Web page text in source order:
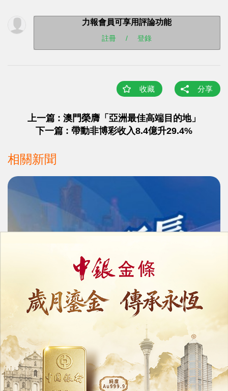
力報會員可享用評論功能
註冊 / 登錄
收藏 分享
上一篇 : 澳門榮膺「亞洲最佳高端目的地」
下一篇 : 帶動非博彩收入8.4億升29.4%
相關新聞
26/05/2026